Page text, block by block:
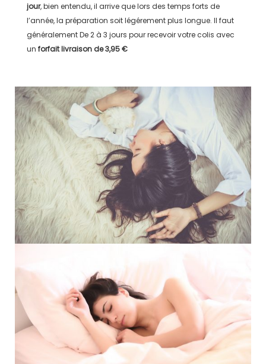
jour, bien entendu, il arrive que lors des temps forts de
l’année, la préparation soit légérement plus longue. Il faut
généralementDe 2 à 3 jours pour recevoir votre colis avec
un forfait livraison de3,95 €